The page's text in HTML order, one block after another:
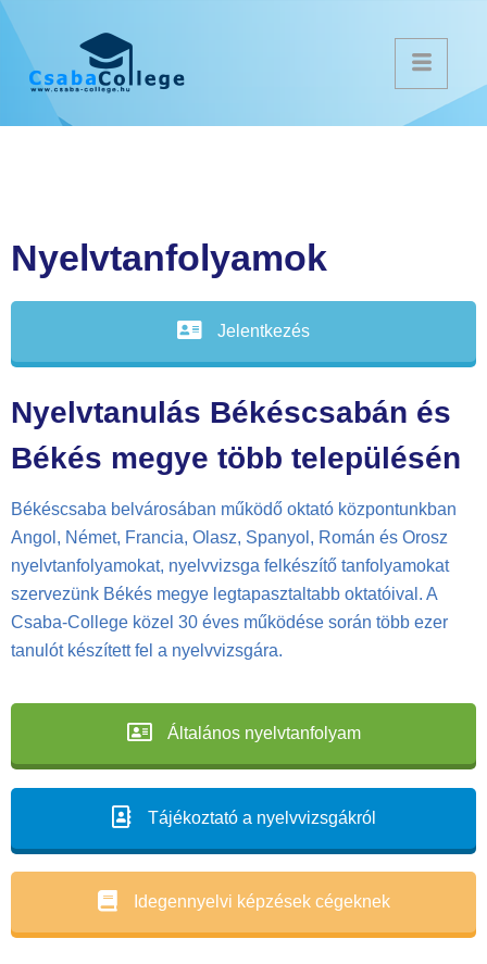
Nyelvtanfolyamok
Jelentkezés
Nyelvtanulás Békéscsabán és
Békés megye több településén
Békéscsaba belvárosában működő oktató központunkban
Angol, Német, Francia, Olasz, Spanyol, Román és Orosz
nyelvtanfolyamokat, nyelvvizsga felkészítő tanfolyamokat
szervezünk Békés megye legtapasztaltabb oktatóival. A
Csaba-College közel 30 éves működése során több ezer
tanulót készített fel a nyelvvizsgára.
Általános nyelvtanfolyam
Tájékoztató a nyelvvizsgákról
Idegennyelvi képzések cégeknek